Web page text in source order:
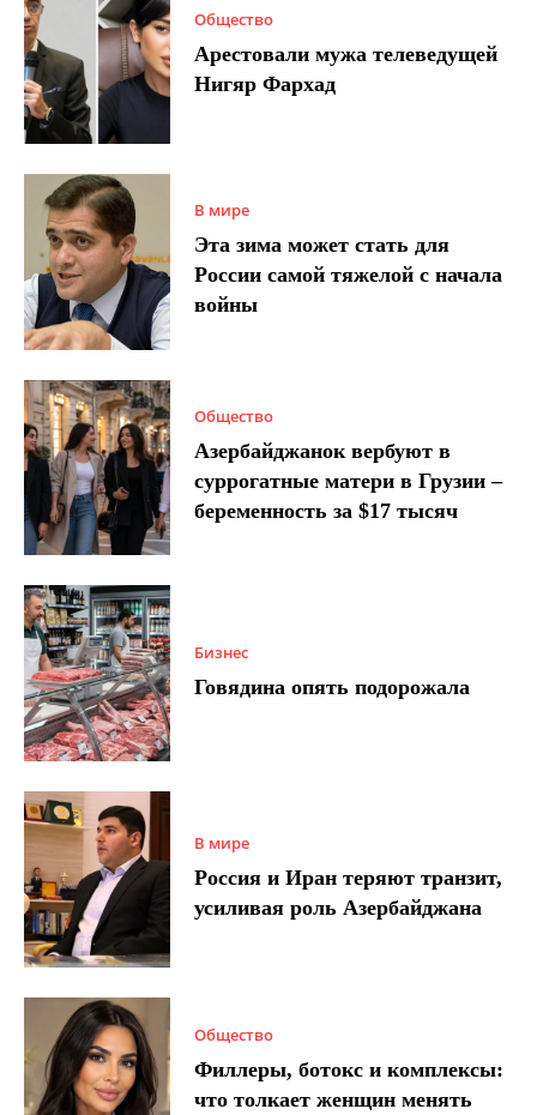
Общество
Арестовали мужа телеведущей
Нигяр Фархад
В мире
Эта зима может стать для
России самой тяжелой с начала
войны
Общество
Азербайджанок вербуют в
суррогатные матери в Грузии –
беременность за $17 тысяч
Бизнес
Говядина опять подорожала
В мире
Россия и Иран теряют транзит,
усиливая роль Азербайджана
Общество
Филлеры, ботокс и комплексы:
что толкает женщин менять